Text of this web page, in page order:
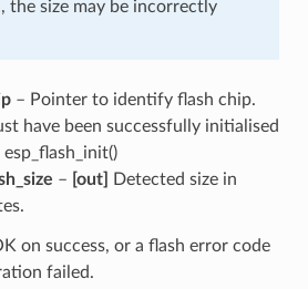
the size may be incorrectly
– Pointer to identify flash chip.
have been successfully initialised
esp_flash_init()
– [out]
Detected size in
on success, or a flash error code
failed.